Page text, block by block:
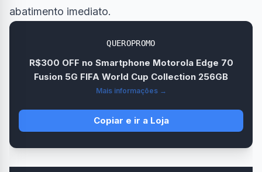
abatimento imediato.
QUEROPROMO
R$300 OFF no Smartphone Motorola Edge 70
Fusion 5G FIFA World Cup Collection 256GB
Mais informações →
Copiar e ir a Loja